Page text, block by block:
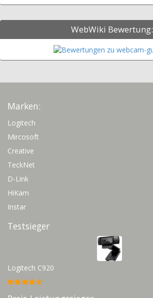
WebWiki Bewertung:
Marken:
Logitech
Mircosoft
Creative
TeckNet
D-Link
HiKam
Instar
Testsieger
Logitech C920